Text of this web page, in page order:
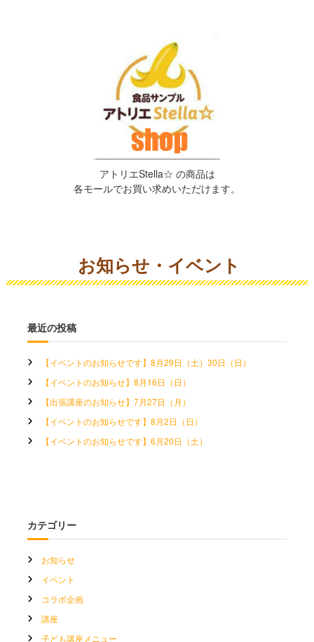
アトリエStella☆ の商品は
各モールでお買い求めいただけます。
お知らせ・イベント
最近の投稿
【イベントのお知らせです】8月29日（土）30日（日）
【イベントのお知らせ】8月16日（日）
【出張講座のお知らせ】7月27日（月）
【イベントのお知らせです】8月2日（日）
【イベントのお知らせです】6月20日（土）
カテゴリー
お知らせ
イベント
コラボ企画
講座
子ども講座メニュー